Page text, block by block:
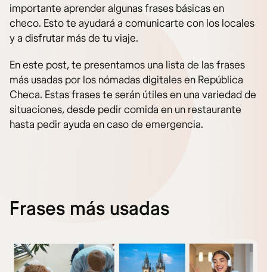
importante aprender algunas frases básicas en
checo. Esto te ayudará a comunicarte con los locales
y a disfrutar más de tu viaje.
En este post, te presentamos una lista de las frases
más usadas por los nómadas digitales en República
Checa. Estas frases te serán útiles en una variedad de
situaciones, desde pedir comida en un restaurante
hasta pedir ayuda en caso de emergencia.
Frases más usadas